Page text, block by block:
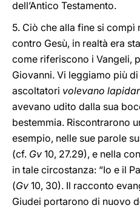
dell’Antico Testamento.
5. Ciò che alla fine si compì
contro Gesù, in realtà era
come riferiscono i Vangeli,
Giovanni. Vi leggiamo più
ascoltatori volevano
avevano udito dalla sua
bestemmia. Riscontrarono
esempio, nelle sue parole
(cf. Gv 10, 27.29), e nella
in tale circostanza: “Io e il
(Gv 10, 30). Il racconto
Giudei portarono di nuovo